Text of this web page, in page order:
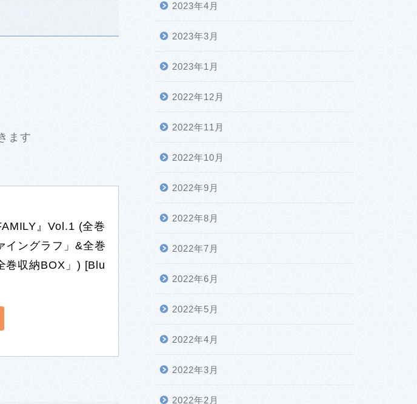
ます
』Vol.1 (全巻
イングラフ」&全巻
巻収納BOX」) [Blu
2023年4月
2023年3月
2023年1月
2022年12月
2022年11月
2022年10月
2022年9月
2022年8月
2022年7月
2022年6月
2022年5月
2022年4月
2022年3月
2022年2月